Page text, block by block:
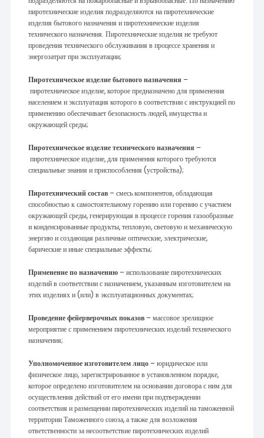
пиротехнические изделия подразделяются на пиротехнические
изделия бытового назначения и пиротехнические изделия
технического назначения. Пиротехнические изделия не требуют
проведения технического обслуживания в процессе хранения и
энергозатрат при эксплуатации;
Пиротехническое изделие бытового назначения –
пиротехническое изделие, которое предназначено для применения
населением и эксплуатация которого в соответствии с инструкцией по
применению обеспечивает безопасность людей, имущества и
окружающей среды;
Пиротехническое изделие технического назначения –
пиротехническое изделие, для применения которого требуются
специальные знания и приспособления (устройства);
Пиротехнический состав – смесь компонентов, обладающая
способностью к самостоятельному горению или горению с участием
окружающей среды, генерирующая в процессе горения газообразные
и конденсированные продукты, тепловую, световую и механическую
энергию и создающая различные оптические, электрические,
барические и иные специальные эффекты;
Применение по назначению – использование пиротехнических
изделий в соответствии с назначением, указанным изготовителем на
этих изделиях и (или) в эксплуатационных документах;
Проведение фейерверочных показов – массовое зрелищное
мероприятие с применением пиротехнических изделий технического
назначения;
Уполномоченное изготовителем лицо – юридическое или
физическое лицо, зарегистрированное в установленном порядке,
которое определено изготовителем на основании договора с ним для
осуществления действий от его имени при подтверждении
соответствия и размещении пиротехнических изделий на таможенной
территории Таможенного союза, а также для возложения
ответственности за несоответствие пиротехнических изделий